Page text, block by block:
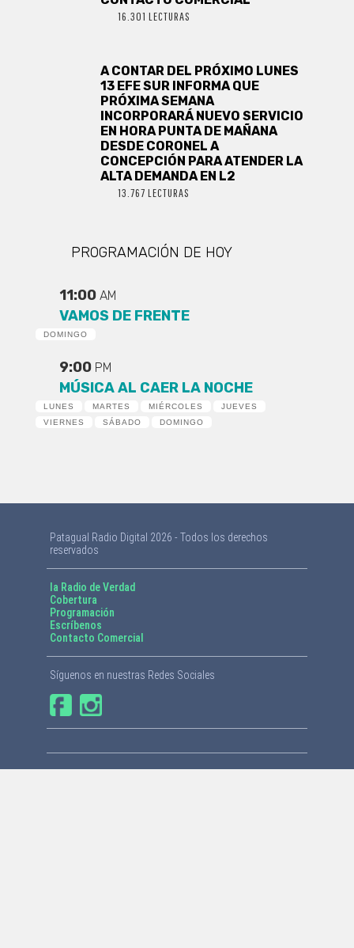
16.301 LECTURAS
A CONTAR DEL PRÓXIMO LUNES
13 EFE SUR INFORMA QUE
PRÓXIMA SEMANA
INCORPORARÁ NUEVO SERVICIO
EN HORA PUNTA DE MAÑANA
DESDE CORONEL A
CONCEPCIÓN PARA ATENDER LA
ALTA DEMANDA EN L2
13.767 LECTURAS
PROGRAMACIÓN DE HOY
11:00 AM
VAMOS DE FRENTE
DOMINGO
9:00 PM
MÚSICA AL CAER LA NOCHE
LUNES MARTES MIÉRCOLES
JUEVES
VIERNES
SÁBADO DOMINGO
Patagual Radio Digital 2026 - Todos los derechos
reservados
la Radio de Verdad
Cobertura
Programación
Escríbenos
Contacto Comercial
Síguenos en nuestras Redes Sociales